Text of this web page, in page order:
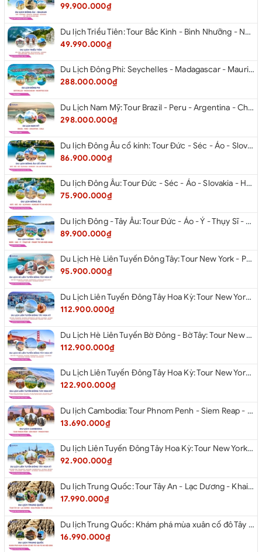
99.900.000₫
Du lịch Triều Tiên: Tour Bắc Kinh - Bình Nhưỡng - Núi Myohyang - Kaesong - Bàn Môn Điếm - Đan Đông từ Hà Nội 2026
49.990.000₫
Du Lịch Đông Phi: Seychelles - Madagascar - Mauritius 2026
288.000.000₫
Du Lịch Nam Mỹ: Tour Brazil - Peru - Argentina - Chile 2026
298.000.000₫
Du lịch Đông Âu cổ kính: Tour Đức - Séc - Áo - Slovakia - Hungary - Ba Lan từ Hà Nội 2026
86.900.000₫
Du lịch Đông Âu: Tour Đức - Séc - Áo - Slovakia - Hungary từ Hà Nội 2026
75.900.000₫
Du lịch Đông - Tây Âu: Tour Đức - Áo - Ý - Thụy Sĩ - Pháp từ Hà Nội 2026
89.900.000₫
Du Lịch Hè Liên Tuyến Đông Tây: Tour New York - Philadelphia - Delaware - Washington Dc - Las Vegas - Red Rock Canyon - Little Saigon - Santa Monica - Los Angeles - San Diego Từ Hà Nội 2026
95.900.000₫
Du Lịch Liên Tuyến Đông Tây Hoa Kỳ: Tour New York - Philadelphia - Delaware - Washington Dc - San Diego - Los Angeles - Las Vegas - Antelope Canyon (Hẻm Núi Linh Dương) - Horseshoe Bend - Monument - Page - Phoenix Từ Hà Nội 2026
112.900.000₫
Du Lịch Hè Liên Tuyến Bờ Đông - Bờ Tây: Tour New York - Philadelphia - Delaware - Washington Dc - Las Vegas - Los Angeles - Hollywood - San Diego - San Jose - San Francisco - Từ Hà Nội 2026
112.900.000₫
Du Lịch Liên Tuyến Đông Tây Hoa Kỳ: Tour New York - Boston - New Hampshire - Artist’s Bluff - Echo Lake Kancamagus Highway - White Mountains - Albany - Buffalo - Niagara Falls Corning - Washington Dc - Las Vegas - Red Rock Canyon - Los Angeles - San Diego Từ Hà Nội 2026
122.900.000₫
Du lịch Cambodia: Tour Phnom Penh - Siem Reap - Phnom Penh
13.690.000₫
Du lịch Liên Tuyến Đông Tây Hoa Kỳ: Tour New York - Philadelphia - Delaware - Washington D.C - Las Vegas - Red rock Canyon - Little Saigon - Santa Monica - Los Angeles - San Diego từ Hà Nội 2026
92.900.000₫
Du lịch Trung Quốc: Tour Tây An - Lạc Dương - Khai Phong từ Hà Nội 2026
17.990.000₫
Du lịch Trung Quốc: Khám phá mùa xuân cố đô Tây An từ Hà Nội 2026
16.990.000₫